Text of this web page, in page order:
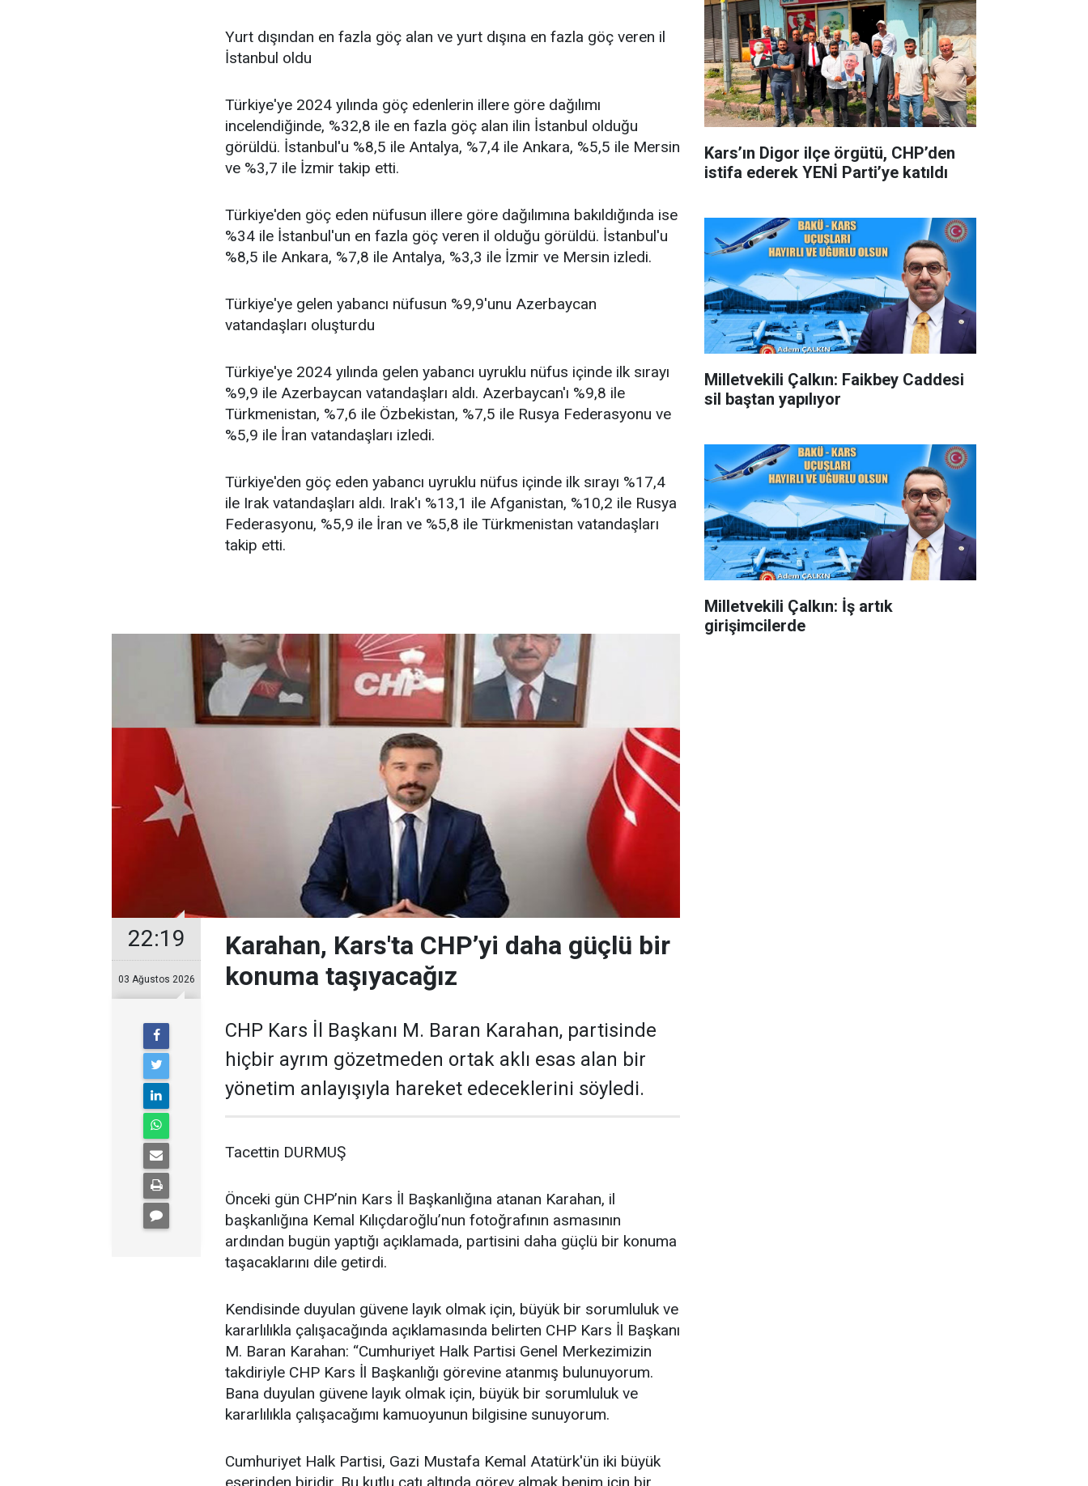
Yurt dışından en fazla göç alan ve yurt dışına en fazla göç veren il
İstanbul oldu
Türkiye'ye 2024 yılında göç edenlerin illere göre dağılımı
incelendiğinde, %32,8 ile en fazla göç alan ilin İstanbul olduğu
görüldü. İstanbul'u %8,5 ile Antalya, %7,4 ile Ankara, %5,5 ile Mersin
ve %3,7 ile İzmir takip etti.
Türkiye'den göç eden nüfusun illere göre dağılımına bakıldığında ise
%34 ile İstanbul'un en fazla göç veren il olduğu görüldü. İstanbul'u
%8,5 ile Ankara, %7,8 ile Antalya, %3,3 ile İzmir ve Mersin izledi.
Türkiye'ye gelen yabancı nüfusun %9,9'unu Azerbaycan
vatandaşları oluşturdu
Türkiye'ye 2024 yılında gelen yabancı uyruklu nüfus içinde ilk sırayı
%9,9 ile Azerbaycan vatandaşları aldı. Azerbaycan'ı %9,8 ile
Türkmenistan, %7,6 ile Özbekistan, %7,5 ile Rusya Federasyonu ve
%5,9 ile İran vatandaşları izledi.
Türkiye'den göç eden yabancı uyruklu nüfus içinde ilk sırayı %17,4
ile Irak vatandaşları aldı. Irak'ı %13,1 ile Afganistan, %10,2 ile Rusya
Federasyonu, %5,9 ile İran ve %5,8 ile Türkmenistan vatandaşları
takip etti.
22:19
03 Ağustos 2026
Karahan, Kars'ta CHP’yi daha güçlü bir
konuma taşıyacağız
CHP Kars İl Başkanı M. Baran Karahan, partisinde
hiçbir ayrım gözetmeden ortak aklı esas alan bir
yönetim anlayışıyla hareket edeceklerini söyledi.
Tacettin DURMUŞ
Önceki gün CHP’nin Kars İl Başkanlığına atanan Karahan, il
başkanlığına Kemal Kılıçdaroğlu’nun fotoğrafının asmasının
ardından bugün yaptığı açıklamada, partisini daha güçlü bir konuma
taşacaklarını dile getirdi.
Kendisinde duyulan güvene layık olmak için, büyük bir sorumluluk ve
kararlılıkla çalışacağında açıklamasında belirten CHP Kars İl Başkanı
M. Baran Karahan: “Cumhuriyet Halk Partisi Genel Merkezimizin
takdiriyle CHP Kars İl Başkanlığı görevine atanmış bulunuyorum.
Bana duyulan güvene layık olmak için, büyük bir sorumluluk ve
kararlılıkla çalışacağımı kamuoyunun bilgisine sunuyorum.
Cumhuriyet Halk Partisi, Gazi Mustafa Kemal Atatürk'ün iki büyük
Kars’ın Digor ilçe örgütü, CHP’den
istifa ederek YENİ Parti’ye katıldı
Milletvekili Çalkın: Faikbey Caddesi
sil baştan yapılıyor
Milletvekili Çalkın: İş artık
girişimcilerde